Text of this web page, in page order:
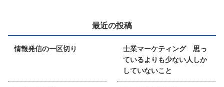
最近の投稿
情報発信の一区切り
士業マーケティング 思っ
ているよりも少ない人しか
していないこと